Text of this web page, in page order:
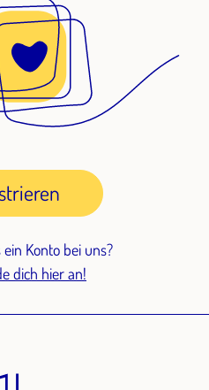
Konto bei uns?
dich hier an!